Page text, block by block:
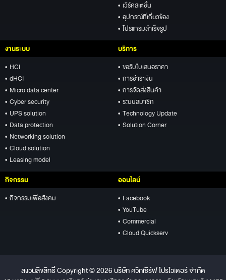
• เวิร์คสเตชั่น
• อุปกรณ์ที่เกี่ยวข้อง
• โปรแกรมสำเร็จรูป
งานระบบ
• HCI
• dHCI
• Micro data center
• Cyber security
• UPS solution
• Data protection
• Networking solution
• Cloud solution
• Leasing model
บริการ
• ขอรับใบเสนอราคา
• การชำระเงิน
• การจัดส่งสินค้า
• ระบบสมาชิก
• Technology Update
• Solution Corner
กิจกรรม
• กิจกรรมเพื่อสังคม
ออนไลน์
• Facebook
• YouTube
• Commercial
• Cloud Quickserv
สงวนลิขสิทธิ์ Copyright © 2026 บริษัท ควิกเซิร์ฟ โปรไวเดอร์ จำกัด